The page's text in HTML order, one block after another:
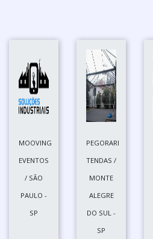
MOOVING
EVENTOS
/ SÃO
PAULO -
SP
PEGORARI
TENDAS /
MONTE
ALEGRE
DO SUL -
SP